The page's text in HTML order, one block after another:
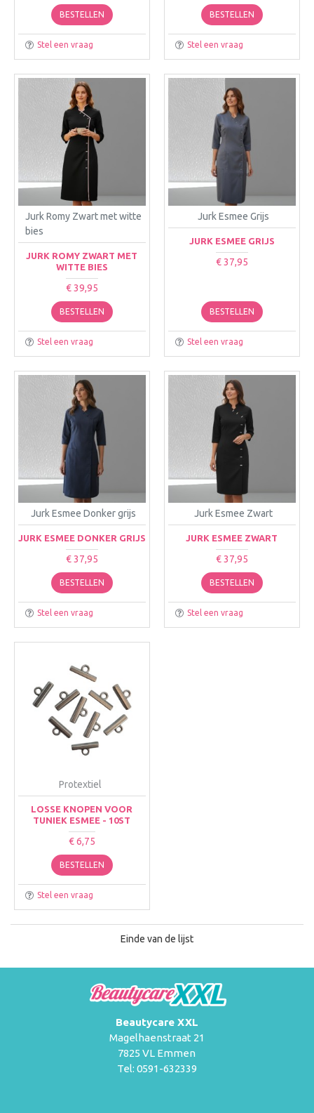
BESTELLEN
Stel een vraag
BESTELLEN
Stel een vraag
Jurk Romy Zwart met witte
bies
JURK ROMY ZWART MET
WITTE BIES
€ 39,95
BESTELLEN
Stel een vraag
Jurk Esmee Grijs
JURK ESMEE GRIJS
€ 37,95
BESTELLEN
Stel een vraag
Jurk Esmee Donker grijs
JURK ESMEE DONKER GRIJS
€ 37,95
BESTELLEN
Stel een vraag
Jurk Esmee Zwart
JURK ESMEE ZWART
€ 37,95
BESTELLEN
Stel een vraag
Protextiel
LOSSE KNOPEN VOOR
TUNIEK ESMEE - 10ST
€ 6,75
BESTELLEN
Stel een vraag
Einde van de lijst
Beautycare XXL
Magelhaenstraat 21
7825 VL Emmen
Tel: 0591-632339